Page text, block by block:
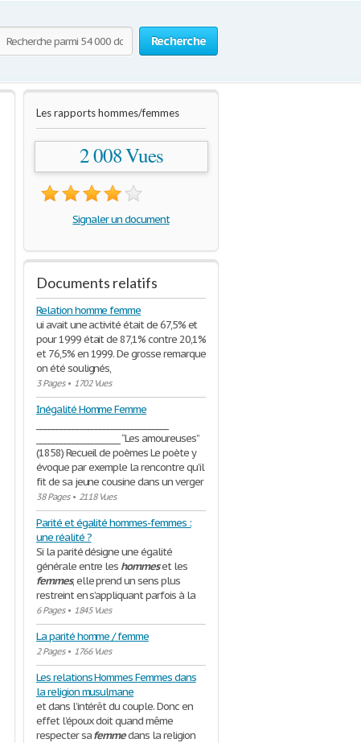
Recherche
Les rapports hommes/femmes
2 008 Vues
Signaler un document
Documents relatifs
Relation homme femme
ui avait une activité était de 67,5% et
pour 1999 était de 87,1% contre 20,1%
et 76,5% en 1999. De grosse remarque
on été soulignés,
3 Pages• 1702 Vues
Inégalité Homme Femme
_____________________ “Les amoureuses”
(1858) Recueil de poèmes Le poète y
évoque par exemple la rencontre qu’il
fit de sa jeune cousine dans un verger
38 Pages• 2118 Vues
Parité et égalité hommes-femmes :
une réalité ?
Si la parité désigne une égalité
générale entre les hommeset les
femmes, elle prend un sens plus
restreint en s’appliquant parfois à la
6 Pages• 1845 Vues
La parité homme / femme
2 Pages• 1766 Vues
Les relations Hommes Femmes dans
la religion musulmane
et dans l’intérêt du couple. Donc en
effet l’époux doit quand même
respecter safemmedans la religion